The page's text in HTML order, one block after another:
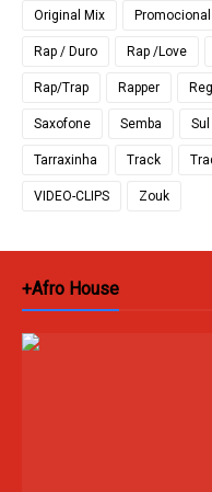
Original Mix Promocional
Rap / Duro Rap /Love
Rap/Trap Rapper
Saxofone Semba Sul
Tarraxinha Track
VIDEO-CLIPS Zouk
+Afro House